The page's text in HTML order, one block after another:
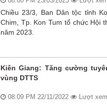
Chiều 23/3, Ban Dân tộc tỉnh
Chim, Tp. Kon Tum tổ chức Hội
năm 2023.
Kiên Giang: Tăng cường
vùng DTTS
08:09 PM 22/11/2022 Lượt